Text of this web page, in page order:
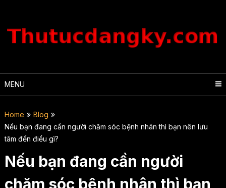
content
MENU
Home
Blog
Nếu bạn đang cần người chăm sóc bệnh nhân thì bạn nên lưu
tâm đến điều gì?
Nếu bạn đang cần người
chăm sóc bệnh nhân thì bạn